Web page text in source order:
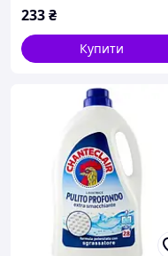
233₴
Купити